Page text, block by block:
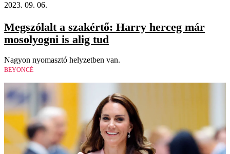
2023. 09. 06.
Megszólalt a szakértő: Harry herceg már
mosolyogni is alig tud
Nagyon nyomasztó helyzetben van.
BEYONCÉ